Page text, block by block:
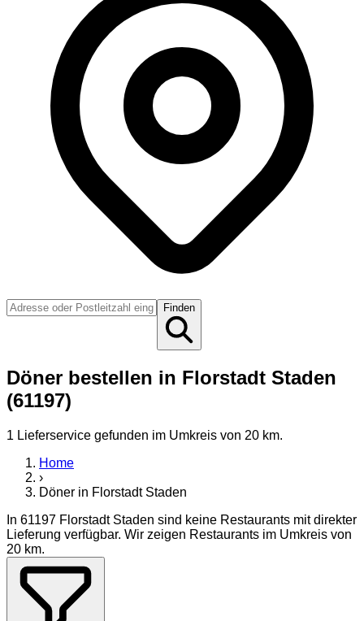
Finden
Döner bestellen in Florstadt Staden
(61197)
1 Lieferservice gefunden im Umkreis von 20 km.
Home
›
Döner in Florstadt Staden
In 61197 Florstadt Staden sind keine Restaurants mit direkter
Lieferung verfügbar. Wir zeigen Restaurants im Umkreis von
20 km.